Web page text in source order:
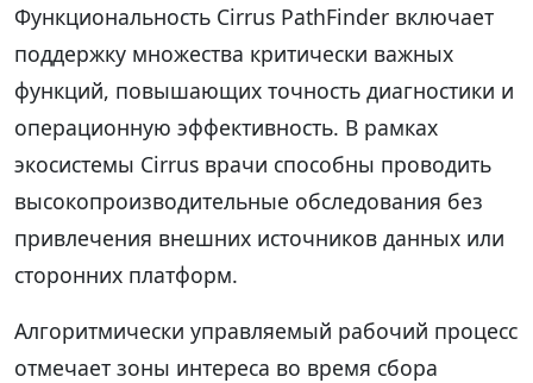
Функциональность Cirrus PathFinder включает
поддержку множества критически важных
функций, повышающих точность диагностики и
операционную эффективность. В рамках
экосистемы Cirrus врачи способны проводить
высокопроизводительные обследования без
привлечения внешних источников данных или
сторонних платформ.
Алгоритмически управляемый рабочий процесс
отмечает зоны интереса во время сбора